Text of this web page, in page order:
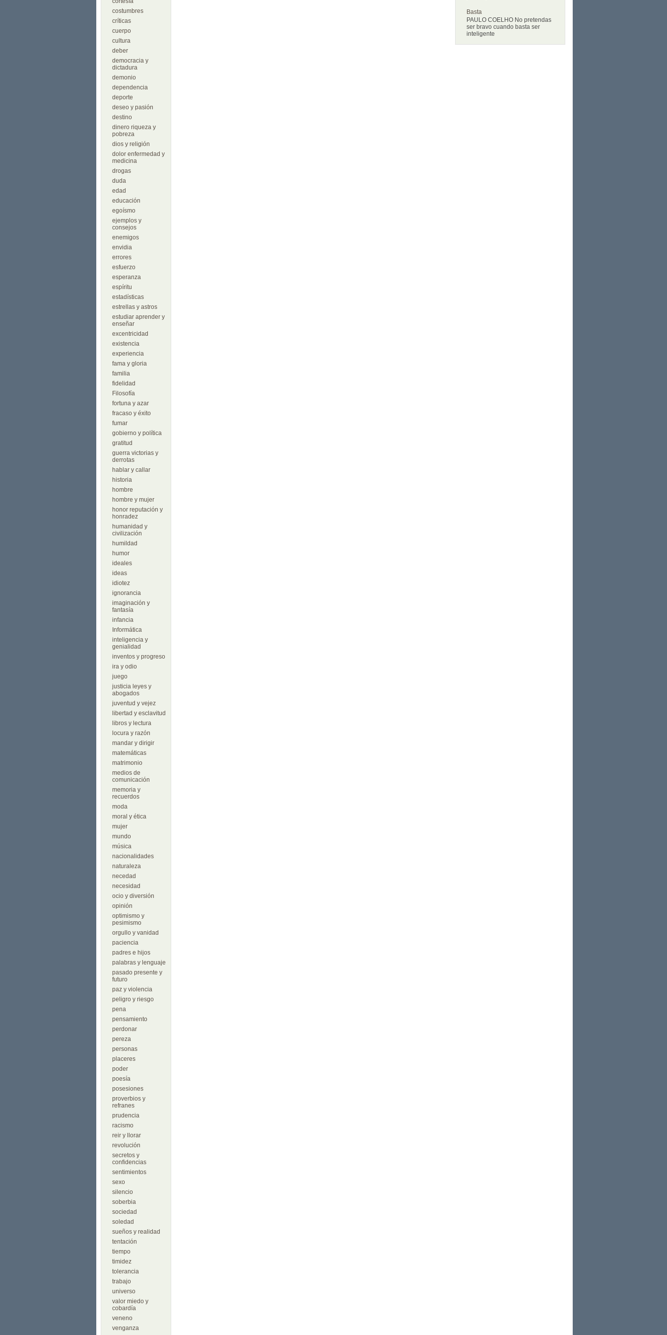
costumbres
críticas
cuerpo
cultura
deber
democracia y
dictadura
demonio
dependencia
deporte
deseo y pasión
destino
dinero riqueza y
pobreza
dios y religión
dolor enfermedad y
medicina
drogas
duda
edad
educación
egoísmo
ejemplos y
consejos
enemigos
envidia
errores
esfuerzo
esperanza
espíritu
estadísticas
estrellas y astros
estudiar aprender y
enseñar
excentricidad
existencia
experiencia
fama y gloria
familia
fidelidad
Filosofía
fortuna y azar
fracaso y éxito
fumar
gobierno y política
gratitud
guerra victorias y
derrotas
hablar y callar
historia
hombre
hombre y mujer
honor reputación y
honradez
humanidad y
civilización
humildad
humor
ideales
ideas
idiotez
ignorancia
imaginación y
fantasía
infancia
Informática
inteligencia y
genialidad
inventos y progreso
ira y odio
juego
justicia leyes y
abogados
juventud y vejez
libertad y esclavitud
libros y lectura
locura y razón
mandar y dirigir
matemáticas
matrimonio
medios de
comunicación
memoria y
recuerdos
moda
moral y ética
mujer
mundo
música
nacionalidades
naturaleza
necedad
necesidad
ocio y diversión
opinión
optimismo y
pesimismo
orgullo y vanidad
paciencia
padres e hijos
palabras y lenguaje
pasado presente y
futuro
paz y violencia
peligro y riesgo
pena
pensamiento
perdonar
pereza
personas
placeres
poder
poesía
posesiones
proverbios y
refranes
prudencia
racismo
reir y llorar
revolución
secretos y
confidencias
sentimientos
sexo
silencio
soberbia
sociedad
soledad
sueños y realidad
tentación
tiempo
timidez
tolerancia
trabajo
universo
valor miedo y
cobardía
veneno
venganza
Basta
PAULO COELHO No pretendas
ser bravo cuando basta ser
inteligente